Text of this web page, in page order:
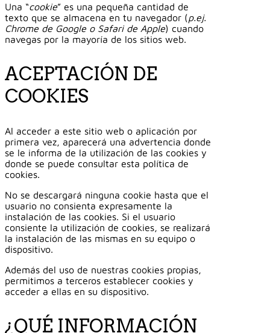
Una “cookie” es una pequeña cantidad de
texto que se almacena en tu navegador (p.ej.
Chrome de Google o Safari de Apple) cuando
navegas por la mayoría de los sitios web.
ACEPTACIÓN DE
COOKIES
Al acceder a este sitio web o aplicación por
primera vez, aparecerá una advertencia donde
se le informa de la utilización de las cookies y
donde se puede consultar esta política de
cookies.
No se descargará ninguna cookie hasta que el
usuario no consienta expresamente la
instalación de las cookies. Si el usuario
consiente la utilización de cookies, se realizará
la instalación de las mismas en su equipo o
dispositivo.
Además del uso de nuestras cookies propias,
permitimos a terceros establecer cookies y
acceder a ellas en su dispositivo.
¿QUÉ INFORMACIÓN